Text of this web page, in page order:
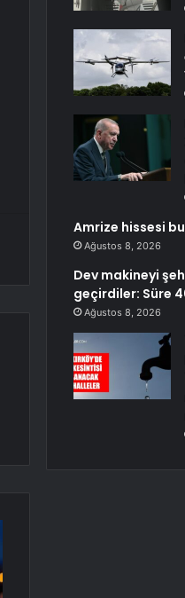
Amrize hissesi
Ağustos 8, 2026
Dev makineyi
geçirdiler: Süre
Ağustos 8, 2026